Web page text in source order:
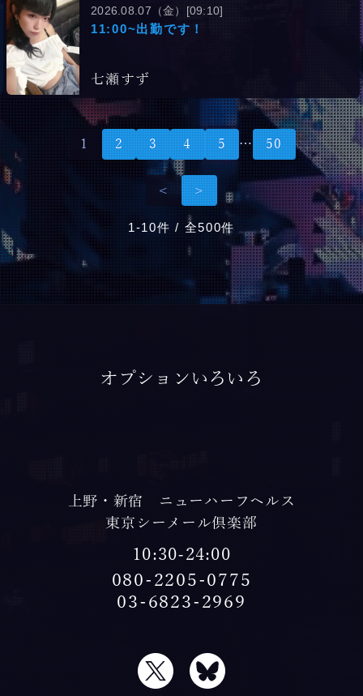
2026.08.07（金）[09:10]
11:00~出勤です！
七瀬すず
1 2 3 4 5 … 50
< >
1-10件 / 全500件
オプシ ョ ン い ろ い ろ
上野・新宿 ニューハーフヘルス
東京シーメール倶楽部
10:30-24:00
080-2205-0775
03-6823-2969
X